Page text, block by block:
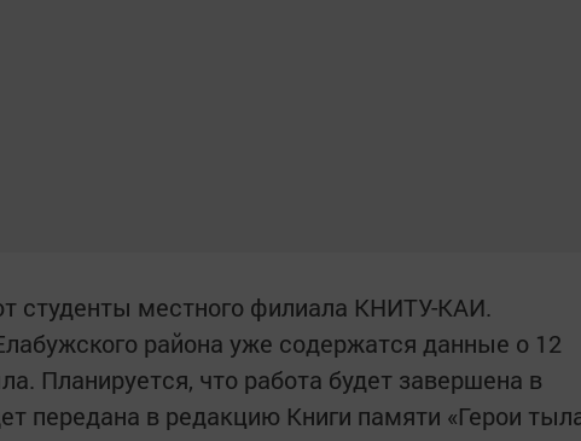
студенты местного филиала КНИТУ-КАИ.
района уже содержатся данные о 12
Планируется, что работа будет завершена в
передана в редакцию Книги памяти «Герои